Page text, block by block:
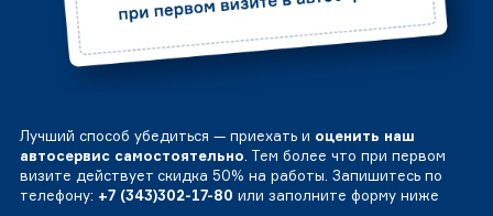
Лучший способ убедиться — приехать и оценить наш
автосервис самостоятельно. Тем более что при первом
визите действует скидка 50% на работы. Запишитесь по
телефону: +7 (343)302-17-80 или заполните форму ниже